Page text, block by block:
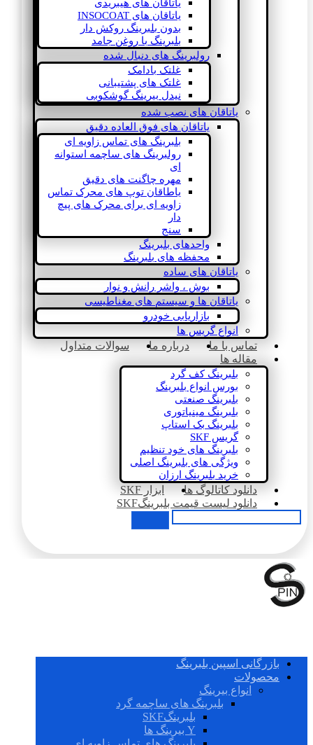
یاتاقان های هیبریدی
یاتاقان های INSOCOAT
بدون بلبرینگ روکش دار
بلبرینگ با روغن جامد
رولبرینگ های دنبال شده
غلتک بادامک
غلتک های پشتیبانی
نیدل بیرینگ گوشکوبی
یاتاقان های نصب شده
یاتاقان های فوق العاده دقیق
بلبرینگ های تماس زاویه ای
رولبرینگ های ساچمه استوانه
ای
مهره چاگنت های دقیق
یاطاقان توپ های محرک تماس
زاویه ای برای محرک های پیچ
دار
سنج
واحدهای بلبرینگ
محفظه های بلبرینگ
یاتاقان های ساده
بوش ، واشر رانش و نوار
یاتاقان ها و سیستم های مغناطیسی
بازاریابی خودرو
انواع گریس ها
تماس با ما درباره ما
سوالات متداول
مقاله ها
بلبرینگ کف گرد
بورس انواع بلبرینگ
بلبرینگ صنعتی
بلبرینگ مینیاتوری
بلبرینگ بک استاپ
گریس SKF
بلبرینگ های خود تنظیم
ویژگی های بلبرینگ اصلی
خرید بلبرینگ ارزان
دانلود کاتالوگ ها
ابزار SKF
دانلود لیست قیمت بلبرینگSKF
بازرگانی اسپین بلبرینگ
محصولات
انواع بیرینگ
بلبرینگ های ساچمه گرد
بلبرینگSKF
Y بیرینگ ها